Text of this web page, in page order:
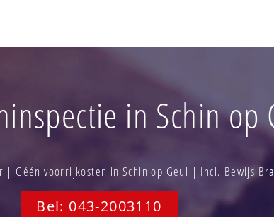
in Schin op
Géén voorrijkosten in Schin op Geul | Incl. Bewijs
Bel: 043-2003110